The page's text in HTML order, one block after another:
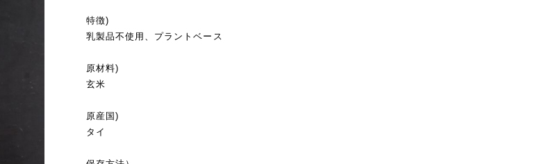
特徴)
乳製品不使用、プラントベース
原材料)
玄米
原産国)
タイ